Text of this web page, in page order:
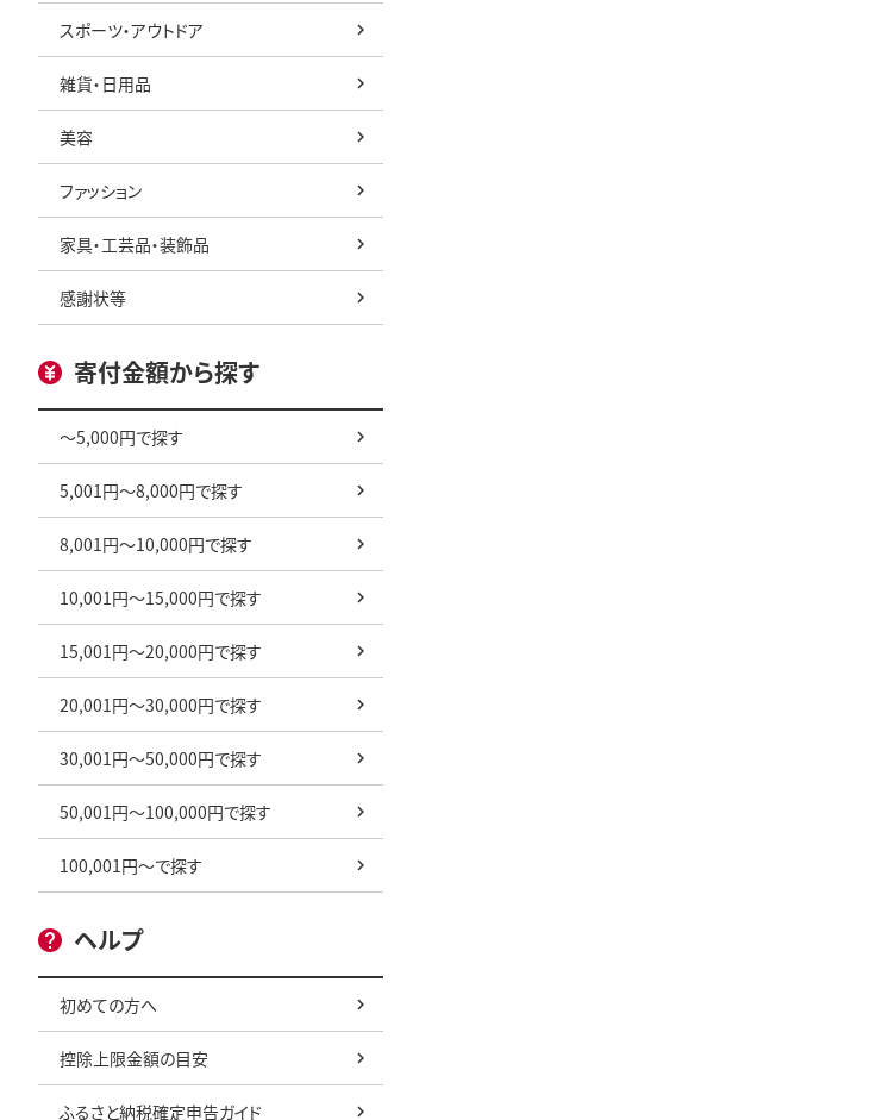
スポーツ・アウトドア
雑貨・日用品
美容
ファッション
家具・工芸品・装飾品
感謝状等
寄付金額から探す
～5,000円で探す
5,001円～8,000円で探す
8,001円～10,000円で探す
10,001円～15,000円で探す
15,001円～20,000円で探す
20,001円～30,000円で探す
30,001円～50,000円で探す
50,001円～100,000円で探す
100,001円～で探す
ヘルプ
初めての方へ
控除上限金額の目安
ふるさと納税確定申告ガイド